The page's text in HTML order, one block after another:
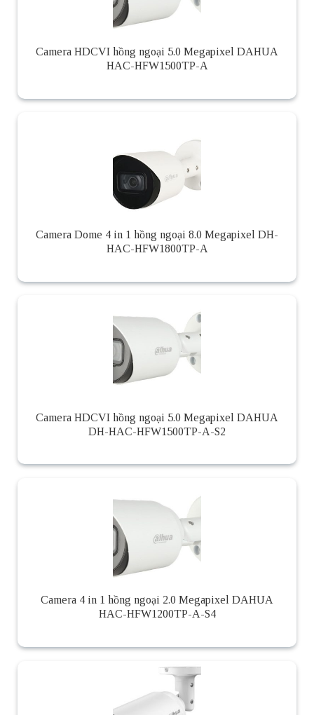
Camera HDCVI hồng ngoại 5.0 Megapixel DAHUA
HAC-HFW1500TP-A
Camera Dome 4 in 1 hồng ngoại 8.0 Megapixel DH-
HAC-HFW1800TP-A
Camera HDCVI hồng ngoại 5.0 Megapixel DAHUA
DH-HAC-HFW1500TP-A-S2
Camera 4 in 1 hồng ngoại 2.0 Megapixel DAHUA
HAC-HFW1200TP-A-S4